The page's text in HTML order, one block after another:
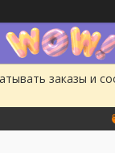
заказы и